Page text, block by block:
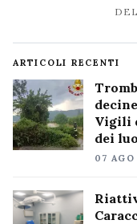
ARTICOLI RECENTI
Vigili
dei
07